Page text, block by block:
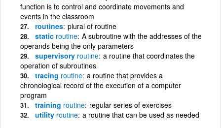
function is to control and coordinate movements and
events in the classroom
routines plural of routine
static routine A subroutine with the addresses of the
operands being the only parameters
supervisory routine a routine that coordinates the
operation of subroutines
tracing routine a routine that provides a
chronological record of the execution of a computer
program
training routine regular series of exercises
utility routine a routine that can be used as needed